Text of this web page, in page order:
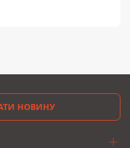
НОВИНУ